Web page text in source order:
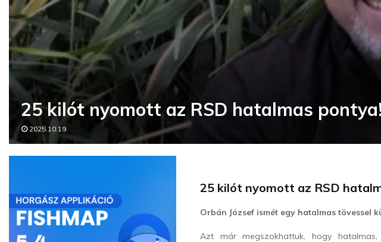
25 kilót nyomott az RSD hatalmas pontya!
2025.10.19.
25 kilót nyomott az RSD
Orbán József ismét egy hatalmas tövessel
Azt már megszokhattuk, hogy